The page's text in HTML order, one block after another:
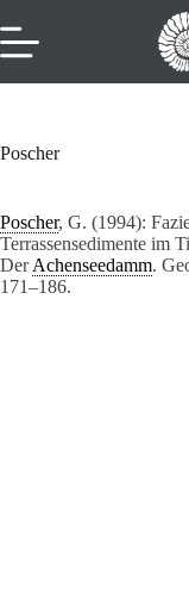
Inhalt
springen
Poscher
Poscher, G. (1994):
Terrassensedimente im
DerAchenseedamm.
171–186.